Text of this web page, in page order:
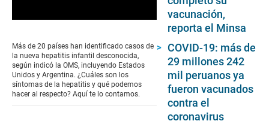
of
0
seconds
Más de 20 países han identificado casos de
la nueva hepatitis infantil desconocida,
según indicó la OMS, incluyendo Estados
Unidos y Argentina. ¿Cuáles son los
síntomas de la hepatitis y qué podemos
hacer al respecto? Aquí te lo contamos.
vacunación,
reporta el Minsa
COVID-19: más de
29 millones 242
mil peruanos ya
fueron vacunados
contra el
coronavirus